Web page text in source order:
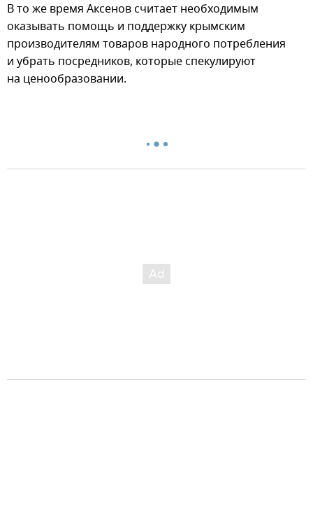
В то же время Аксенов считает необходимым
оказывать помощь и поддержку крымским
производителям товаров народного потребления
и убрать посредников, которые спекулируют
на ценообразовании.